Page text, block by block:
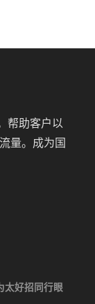
帮助客户以
量。成为国
太好招同行眼